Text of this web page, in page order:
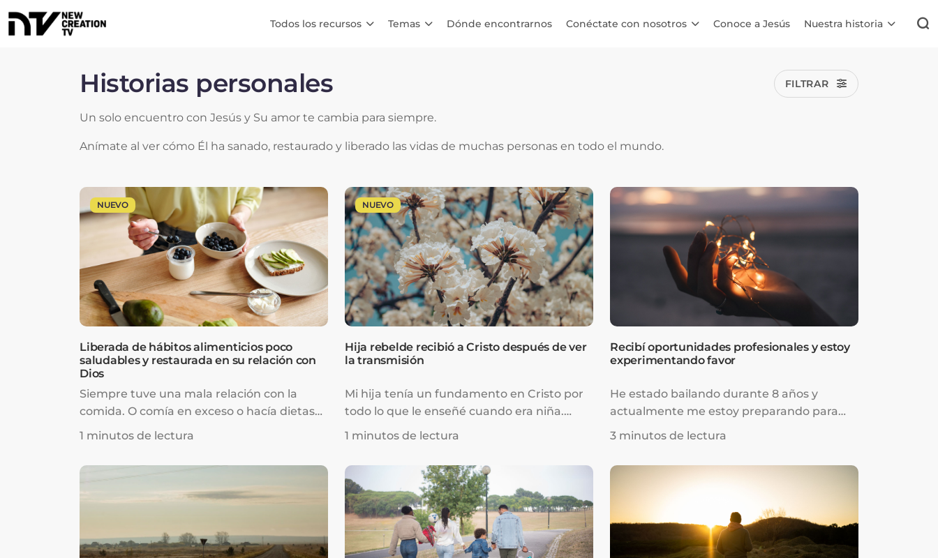
Todos los recursos Temas Dónde encontrarnos Conéctate con nosotros Conoce a Jesús Nuestra historia
Historias personales FILTRAR
Un solo encuentro con Jesús y Su amor te cambia para siempre.
Anímate al ver cómo Él ha sanado, restaurado y liberado las vidas de muchas personas en todo el mundo.
NUEVO
Liberada de hábitos alimenticios poco
saludables y restaurada en su relación con
Dios
Siempre tuve una mala relación con la
comida. O comía en exceso o hacía dietas
extremas. Pero después de escuchar los
cómo Jesús, por medio de la cruz, trae
que el problema no era mi relación con mi
Dios la que no estaba bien.
1 minutos de lectura
NUEVO
Hija rebelde recibió a Cristo después de ver
la transmisión
Mi hija tenía un fundamento en Cristo por
todo lo que le enseñé cuando era niña.
Pero más adelante tomó un mal camino
Entregó su virginidad porque para ella “no
era gran cosa”.
1 minutos de lectura
Recibí oportunidades profesionales y estoy
experimentando favor
He estado bailando durante 8 años y
actualmente me estoy preparando para
hacer de la danza mi carrera profesional y
decidí tomar un entrenamiento más
3 minutos de lectura